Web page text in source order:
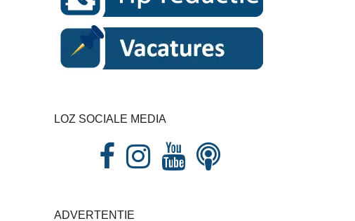
LOZ SOCIALE MEDIA
ADVERTENTIE